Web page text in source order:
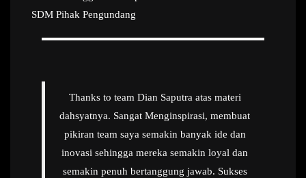
SDM Pihak Pengundang
Thanks to team Dian Saputra atas materi
dahsyatnya. Sangat Menginspirasi, membuat
pikiran team saya semakin banyak ide dan
inovasi sehingga mereka semakin loyal dan
semakin penuh bertanggung jawab. Sukses